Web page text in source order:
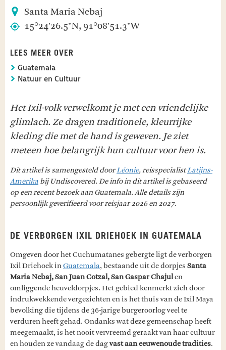
Santa Maria Nebaj
15°24'26.5"N, 91°08'51.3"W
LEES MEER OVER
Guatemala
Natuur en Cultuur
Het Ixil-volk verwelkomt je met een vriendelijke
glimlach. Ze dragen traditionele, kleurrijke
kleding die met de hand is geweven. Je ziet
meteen hoe belangrijk hun cultuur voor hen is.
Dit artikel is samengesteld doorLéonie, reisspecialistLatijns-
Amerika bij Undiscovered. De info in dit artikel is gebaseerd
op een recent bezoek aan Guatemala. Alle details zijn
persoonlijk geverifieerd voor reisjaar 2026 en 2027.
DE VERBORGEN IXIL DRIEHOEK IN GUATEMALA
Omgeven door het Cuchumatanes gebergte ligt de verborgen
Ixil Driehoek inGuatemala, bestaande uit de dorpjes Santa
Maria Nebaj, San Juan Cotzal, San Gaspar Chajulen
omliggende heuveldorpjes. Het gebied kenmerkt zich door
indrukwekkende vergezichten en is het thuis van de Ixil Maya
bevolking die tijdens de 36-jarige burgeroorlog veel te
verduren heeft gehad. Ondanks wat deze gemeenschap heeft
meegemaakt, is het nooit vervreemd geraakt van haar cultuur
en houden ze vandaag de dagvast aan eeuwenoude tradities.